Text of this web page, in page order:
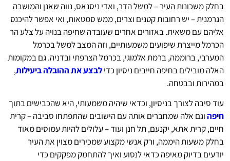
בחלק משכונות העיר – למשל הדר, ואדי ניסנאס, נווה שאנן והמושבה
הגרמנית – יש רחובות קטנים וצרים, ממש סמטאות, ואי אפשר להיכנס
אליהם עם משאית. באזורים אחרים שעובדה שחיפה בנויה על צלע הר
הכרמל מייצרת שיפועים משמעותיים, וזה המצב למשל בכרמל
המערבי, ברוממה, ברמת אלמוגי, בכרמל הצרפתי ובדניה. גם במקומות
האלה מובילים בחיפה חייבים ניסיון כדילבצע את ההובלה ביעילות,
במהירות ובבטחה.
עוד סיבה לצורך בניסיון, וכדאי שיהיה משמעותי, היא שהכבישים בתוך
חיפהוגם אלה שמחברים אותה עם הישובים שהתפתחו סביבה – קרית
חיים, קרית אתא, יקנעם, תל חנן ועוד – עלולים להיות עמוסים מאוד
בחלק משעות היממה, ורק אנשי מקצוע שמכירים מצוין את העיר
יודעים בדיוק מאיפה כדאי לנסוע ואיך להתחמק מפקקים כדי